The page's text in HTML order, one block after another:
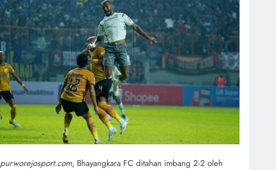
purworejosport.com, Bhayangkara FC ditahan imbang 2-2 oleh